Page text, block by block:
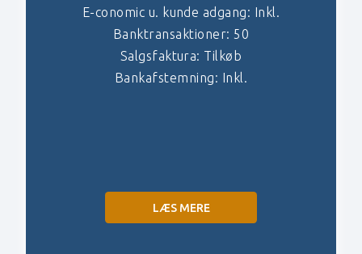
E-conomic u. kunde adgang: Inkl.
Banktransaktioner: 50
Salgsfaktura: Tilkøb
Bankafstemning: Inkl.
LÆS MERE